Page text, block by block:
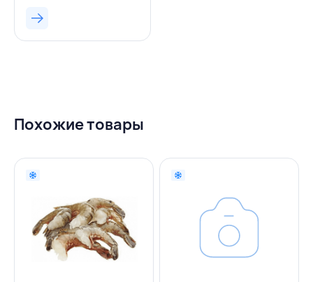
SEAPRODEX,
Похожие товары